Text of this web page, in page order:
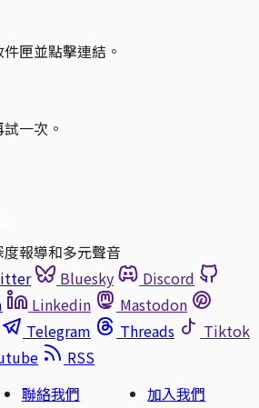
匣並點擊連結。
一次。
報導和多元聲音
Bluesky
Discord
Linkedin
Mastodon
Telegram Threads
Tiktok
RSS
聯絡我們
加入我們